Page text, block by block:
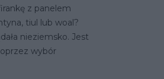
z panelem
tiul lub woal?
nieziemsko. Jest
wybór